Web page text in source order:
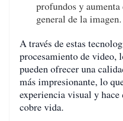
profundos y
general de la imagen.
A través de estas
procesamiento de video,
pueden ofrecer una
más impresionante, lo
experiencia visual y
cobre vida.